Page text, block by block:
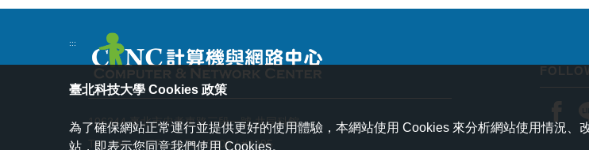
:::
106344 臺北市忠孝東路三段一號 共同科館
Tel: 886-2-2771-2171 #3200 / #3295
臺北科技大學 Cookies 政策
為了確保網站正常運行並提供更好的使用體驗，本網站使用 Cookies 來分析網站使用情況
站，即表示您同意我們使用 Cookies。